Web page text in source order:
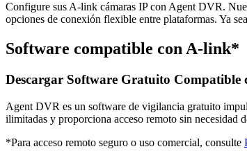
Configure sus A-link cámaras IP con Agent DVR.
opciones de conexión flexible entre plataformas. Ya
Software compatible con A-link*
Descargar Software Gratuito Compatible
Agent DVR es un software de vigilancia gratuito
ilimitadas y proporciona acceso remoto sin necesidad
*Para acceso remoto seguro o uso comercial, consulte